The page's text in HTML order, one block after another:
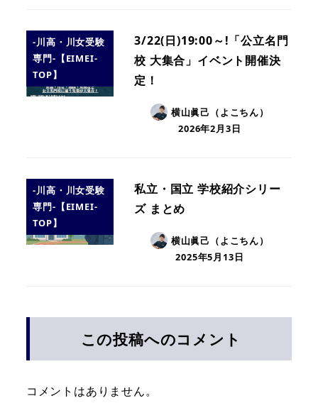
-川高・川女受験
専門-【EIMEI-
TOP】
3/22(日)19:00～!「公立名門
校 大集合」イベント開催決
定！
横山眞己（よこちん）
2026年2月3日
-川高・川女受験
専門-【EIMEI-
TOP】
私立・国立 学校紹介シリー
ズ まとめ
横山眞己（よこちん）
2025年5月13日
この投稿へのコメント
コメントはありません。